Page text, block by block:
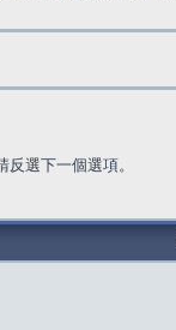
選下一個選項。